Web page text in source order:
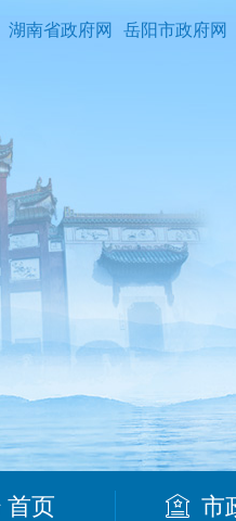
湖南省政府网 岳阳市政府网
首页 市